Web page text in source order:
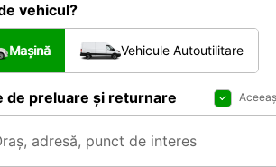
vehicul?
Mașină Vehicule Autoutilitare
de preluare și returnare